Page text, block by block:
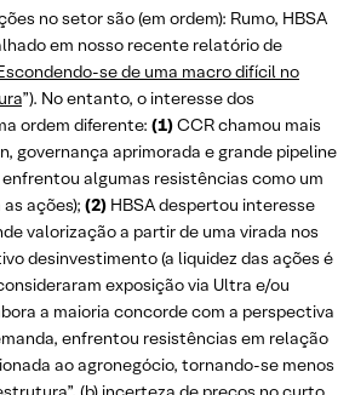
no setor são (em ordem): Rumo, HBSA
em nosso recente relatório de
se de uma macro difícil no
”). No entanto, o interesse dos
ordem diferente: (1)CCR chamou mais
governança aprimorada e grande pipeline
algumas resistências como um
ações); (2) HBSA despertou interesse
valorização a partir de uma virada nos
desinvestimento (a liquidez das ações é
exposição via Ultra e/ou
a maioria concorde com a perspectiva
enfrentou resistências em relação
ao agronegócio, tornando-se menos